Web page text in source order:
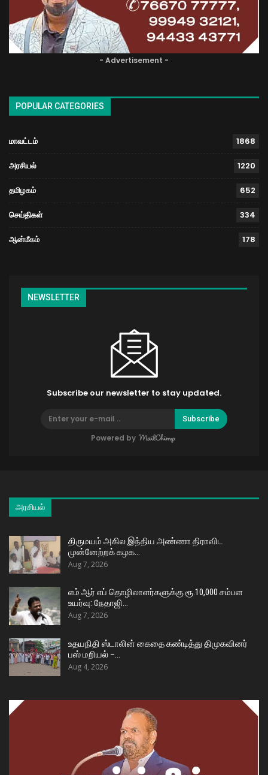
- Advertisement -
POPULAR CATEGORIES
மாவட்டம் 1868
அரசியல் 1220
தமிழகம் 652
செய்திகள் 334
ஆன்மீகம் 178
NEWSLETTER
Subscribe our newsletter to stay updated.
Subscribe
Powered by
அரசியல்
திருமயம் அகில இந்திய அண்ணா திராவிட
முன்னேற்றக் கழக…
Aug 7, 2026
எம் ஆர் எப் தொழிலாளர்களுக்கு ரூ.10,000 சம்பள
உயர்வு: நேதாஜி…
Aug 7, 2026
உதயநிதி ஸ்டாலின் கைதை கண்டித்து திமுகவினர்
பஸ் மறியல் –…
Aug 4, 2026